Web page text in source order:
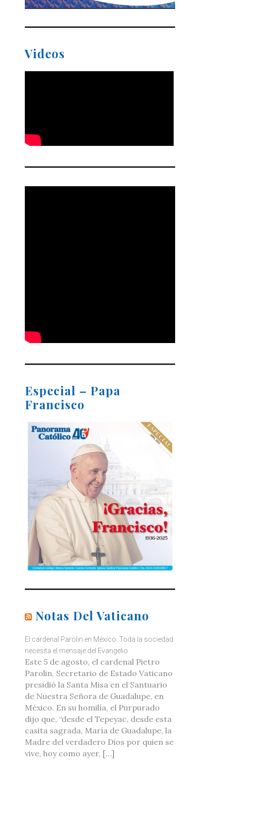
Videos
Especial – Papa
Francisco
Notas Del Vaticano
El cardenal Parolin en México: Toda la sociedad
necesita el mensaje del Evangelio
Este 5 de agosto, el cardenal Pietro
Parolin, Secretario de Estado Vaticano
presidió la Santa Misa en el Santuario
de Nuestra Señora de Guadalupe, en
México. En su homilía, el Purpurado
dijo que, “desde el Tepeyac, desde esta
casita sagrada, María de Guadalupe, la
Madre del verdadero Dios por quien se
vive, hoy como ayer, […]